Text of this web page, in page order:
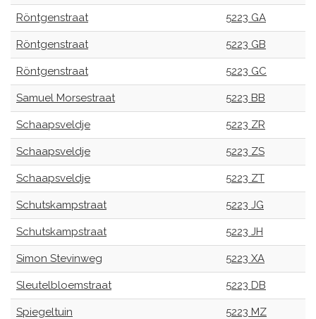
Röntgenstraat 5223 GA
Röntgenstraat 5223 GB
Röntgenstraat 5223 GC
Samuel Morsestraat 5223 BB
Schaapsveldje 5223 ZR
Schaapsveldje 5223 ZS
Schaapsveldje 5223 ZT
Schutskampstraat 5223 JG
Schutskampstraat 5223 JH
Simon Stevinweg 5223 XA
Sleutelbloemstraat 5223 DB
Spiegeltuin 5223 MZ